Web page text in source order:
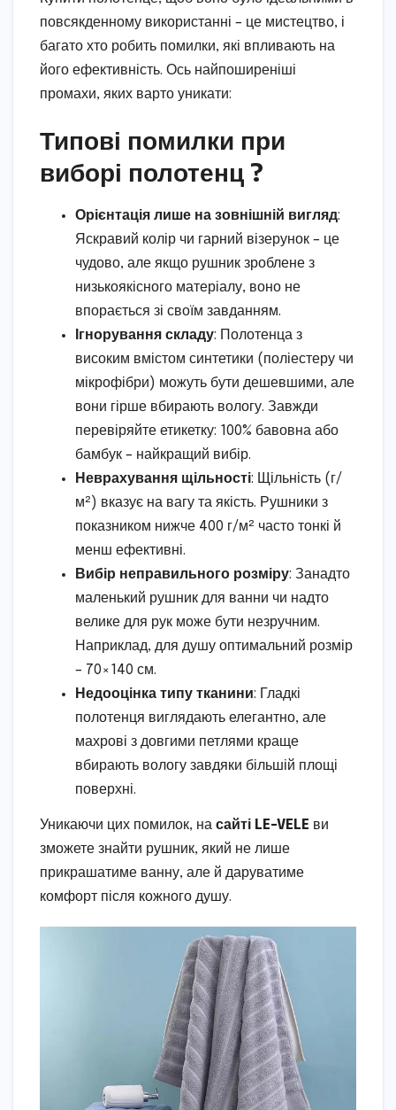
повсякденному використанні – це мистецтво, і
багато хто робить помилки, які впливають на
його ефективність. Ось найпоширеніші
промахи, яких варто уникати:
Типові помилки при
виборі полотенц ?
Орієнтація лише на зовнішній вигляд:
Яскравий колір чи гарний візерунок – це
чудово, але якщо рушник зроблене з
низькоякісного матеріалу, воно не
впорається зі своїм завданням.
Ігнорування складу: Полотенца з
високим вмістом синтетики (поліестеру чи
мікрофібри) можуть бути дешевшими, але
вони гірше вбирають вологу. Завжди
перевіряйте етикетку: 100% бавовна або
бамбук – найкращий вибір.
Неврахування щільності: Щільність (г/
м²) вказує на вагу та якість. Рушники з
показником нижче 400 г/м² часто тонкі й
менш ефективні.
Вибір неправильного розміру: Занадто
маленький рушник для ванни чи надто
велике для рук може бути незручним.
Наприклад, для душу оптимальний розмір
– 70×140 см.
Недооцінка типу тканини: Гладкі
полотенця виглядають елегантно, але
махрові з довгими петлями краще
вбирають вологу завдяки більшій площі
поверхні.
Уникаючи цих помилок, на сайті LE-VELE ви
зможете знайти рушник, який не лише
прикрашатиме ванну, але й даруватиме
комфорт після кожного душу.